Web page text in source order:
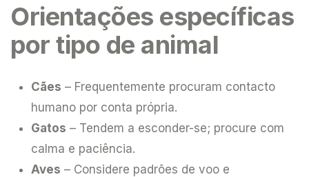
Orientações específicas
por tipo de animal
Cães – Frequentemente procuram contacto
humano por conta própria.
Gatos – Tendem a esconder-se; procure com
calma e paciência.
Aves – Considere padrões de voo e